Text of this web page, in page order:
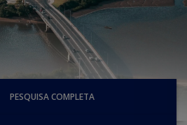
PESQUISA COMPLETA